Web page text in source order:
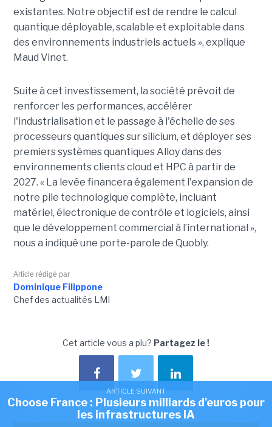
existantes. Notre objectif est de rendre le calcul
quantique déployable, scalable et exploitable dans
des environnements industriels actuels », explique
Maud Vinet.
Suite à cet investissement, la société prévoit de
renforcer les performances, accélérer
l'industrialisation et le passage à l'échelle de ses
processeurs quantiques sur silicium, et déployer ses
premiers systèmes quantiques Alloy dans des
environnements clients cloud et HPC à partir de
2027. « La levée financera également l'expansion de
notre pile technologique complète, incluant
matériel, électronique de contrôle et logiciels, ainsi
que le développement commercial à l’international »,
nous a indiqué une porte-parole de Quobly.
Article rédigé par
Dominique Filippone
Chef des actualités LMI
Cet article vous a plu? Partagez le !
ARTICLE SUIVANT
Choose France : Plusieurs milliards d'euros pour
les infrastructures IA